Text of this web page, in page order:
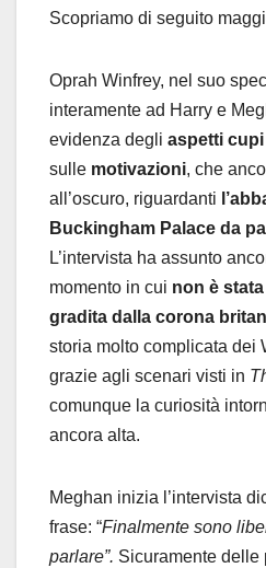
Scopriamo di seguito
Oprah Winfrey, nel suo
interamente ad Harry e
evidenza degli aspetti cupi
sulle motivazioni, che
all’oscuro, riguardanti
Buckingham Palace da
L’intervista ha assunto
momento in cui non è
gradita dalla corona
storia molto complicata dei
grazie agli scenari visti in
comunque la curiosità
ancora alta.
Meghan inizia l’intervista
frase: “Finalmente sono
parlare”. Sicuramente delle